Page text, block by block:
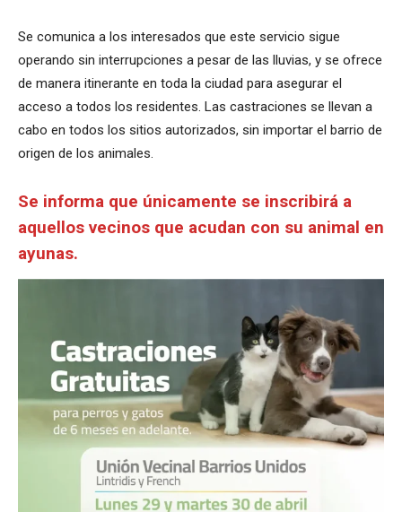
Se comunica a los interesados que este servicio sigue
operando sin interrupciones a pesar de las lluvias, y se ofrece
de manera itinerante en toda la ciudad para asegurar el
acceso a todos los residentes. Las castraciones se llevan a
cabo en todos los sitios autorizados, sin importar el barrio de
origen de los animales.
Se informa que únicamente se inscribirá a
aquellos vecinos que acudan con su animal en
ayunas.